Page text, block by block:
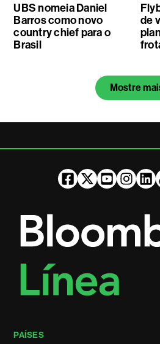
UBS nomeia Daniel
Barros como novo
country chief para o
Brasil
de
Mostre
PAÍSES